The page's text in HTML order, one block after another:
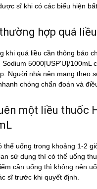
sĩ khi có các biểu hiện
hợp quá liều
khi quá liều cần thông báo
5000[USP'U]/
Người nhà nên mang theo
chóng chẩn đoán và
một liều thuốc
thể uống trong khoảng 1-2
sử dụng thì có thể uống
cần uống thì không nên
sĩ trước khi quyết định.